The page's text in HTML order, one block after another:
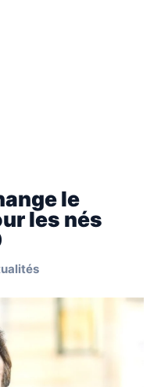
le
les nés